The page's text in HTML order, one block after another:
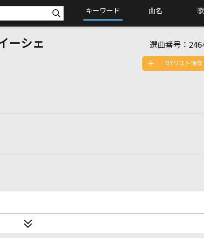
キーワード 曲名
ーシェ 選曲番号：
MYリスト保存